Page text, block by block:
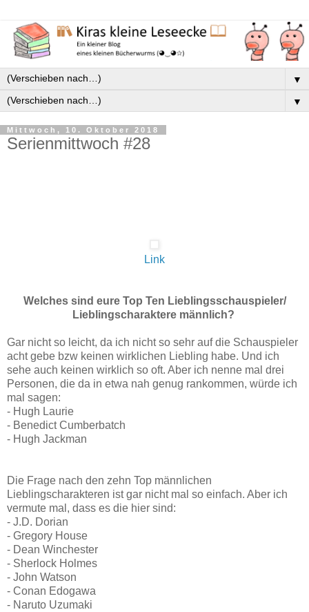
▼
▼
Mittwoch, 10. Oktober 2018
Serienmittwoch #28
Link
Welches sind eure Top Ten Lieblingsschauspieler/
Lieblingscharaktere männlich?
Gar nicht so leicht, da ich nicht so sehr auf die Schauspieler
acht gebe bzw keinen wirklichen Liebling habe. Und ich
sehe auch keinen wirklich so oft. Aber ich nenne mal drei
Personen, die da in etwa nah genug rankommen, würde ich
mal sagen:
- Hugh Laurie
- Benedict Cumberbatch
- Hugh Jackman
Die Frage nach den zehn Top männlichen
Lieblingscharakteren ist gar nicht mal so einfach. Aber ich
vermute mal, dass es die hier sind:
- J.D. Dorian
- Gregory House
- Dean Winchester
- Sherlock Holmes
- John Watson
- Conan Edogawa
- Naruto Uzumaki